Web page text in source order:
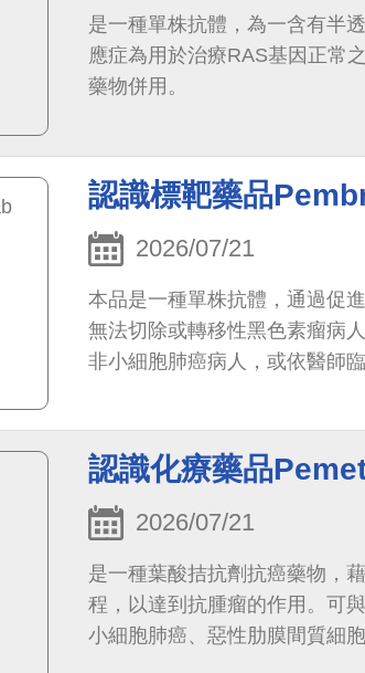
是一種單株抗體，為一含有半
應症為用於治療RAS基因正常
藥物併用。
認識標靶藥品
2026/07/21
本品是一種單株抗體，通過促
無法切除或轉移性黑色素瘤病
非小細胞肺癌病人，或依醫師
認識化療藥品
2026/07/21
是一種葉酸拮抗劑抗癌藥物，
程，以達到抗腫瘤的作用。可
小細胞肺癌、惡性肋膜間質細胞